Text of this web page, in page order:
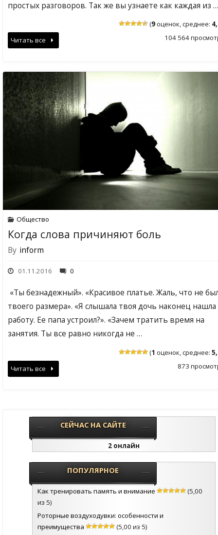
простых разговоров. Так же вы узнаете как каждая из …
(9оценок, среднее:
104 564
Читать все
Общество
Когда слова причиняют боль
By inform
01.11.2016 0
«Ты безнадежный». «Красивое платье. Жаль, что не
твоего размера». «Я слышала твоя дочь наконец нашла
работу. Ее папа устроил?». «Зачем тратить время на
занятия. Ты все равно никогда не …
(1 оценок, среднее:
873
Читать все
СЕЙЧАС НА САЙТЕ
2 онлайн
ПОПУЛЯРНОЕ
Как тренировать память и внимание
(5,00
из 5)
Роторные воздуходувки: особенности и
преимущества
(5,00 из 5)